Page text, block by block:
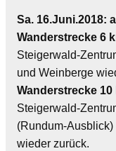
Sa. 16.Juni.2018:
Wanderstrecke 6
Steigerwald-
und Weinberge
Wanderstrecke 10
Steigerwald-
(Rundum-
wieder zurück.